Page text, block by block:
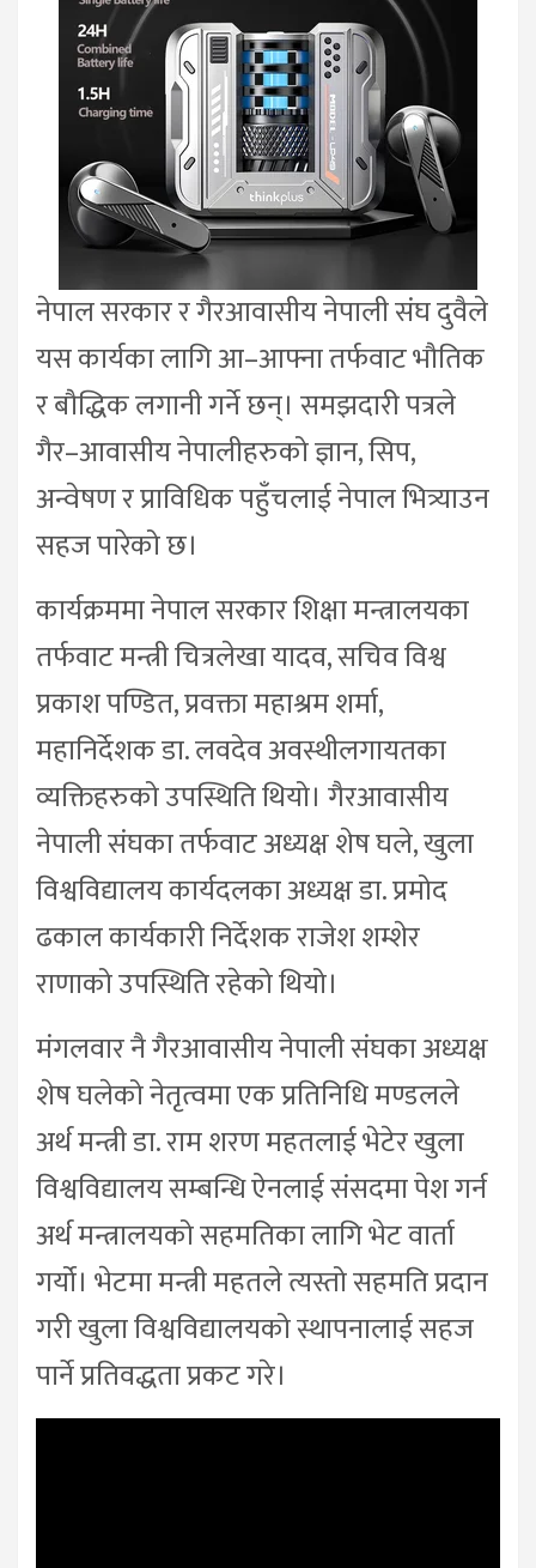
नेपाल सरकार र गैरआवासीय नेपाली संघ दुवैले
यस कार्यका लागि आ–आफ्ना तर्फवाट भौतिक
र बौद्धिक लगानी गर्ने छन्। समझदारी पत्रले
गैर–आवासीय नेपालीहरुको ज्ञान, सिप,
अन्वेषण र प्राविधिक पहुँचलाई नेपाल भित्र्याउन
सहज पारेको छ।
कार्यक्रममा नेपाल सरकार शिक्षा मन्त्रालयका
तर्फवाट मन्त्री चित्रलेखा यादव, सचिव विश्व
प्रकाश पण्डित, प्रवक्ता महाश्रम शर्मा,
महानिर्देशक डा. लवदेव अवस्थीलगायतका
व्यक्तिहरुको उपस्थिति थियो। गैरआवासीय
नेपाली संघका तर्फवाट अध्यक्ष शेष घले, खुला
विश्वविद्यालय कार्यदलका अध्यक्ष डा. प्रमोद
ढकाल कार्यकारी निर्देशक राजेश शम्शेर
राणाको उपस्थिति रहेको थियो।
मंगलवार नै गैरआवासीय नेपाली संघका अध्यक्ष
शेष घलेको नेतृत्वमा एक प्रतिनिधि मण्डलले
अर्थ मन्त्री डा. राम शरण महतलाई भेटेर खुला
विश्वविद्यालय सम्बन्धि ऐनलाई संसदमा पेश गर्न
अर्थ मन्त्रालयको सहमतिका लागि भेट वार्ता
गर्यो। भेटमा मन्त्री महतले त्यस्तो सहमति प्रदान
गरी खुला विश्वविद्यालयको स्थापनालाई सहज
पार्ने प्रतिवद्धता प्रकट गरे।